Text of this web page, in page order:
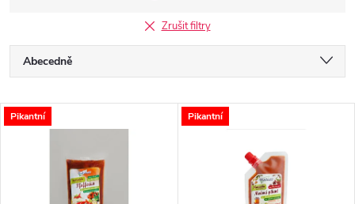
Zrušit filtry
Ř
a
Abecedně
Nejdražší
Nejprodávanější
V
Pikantní Pikantní